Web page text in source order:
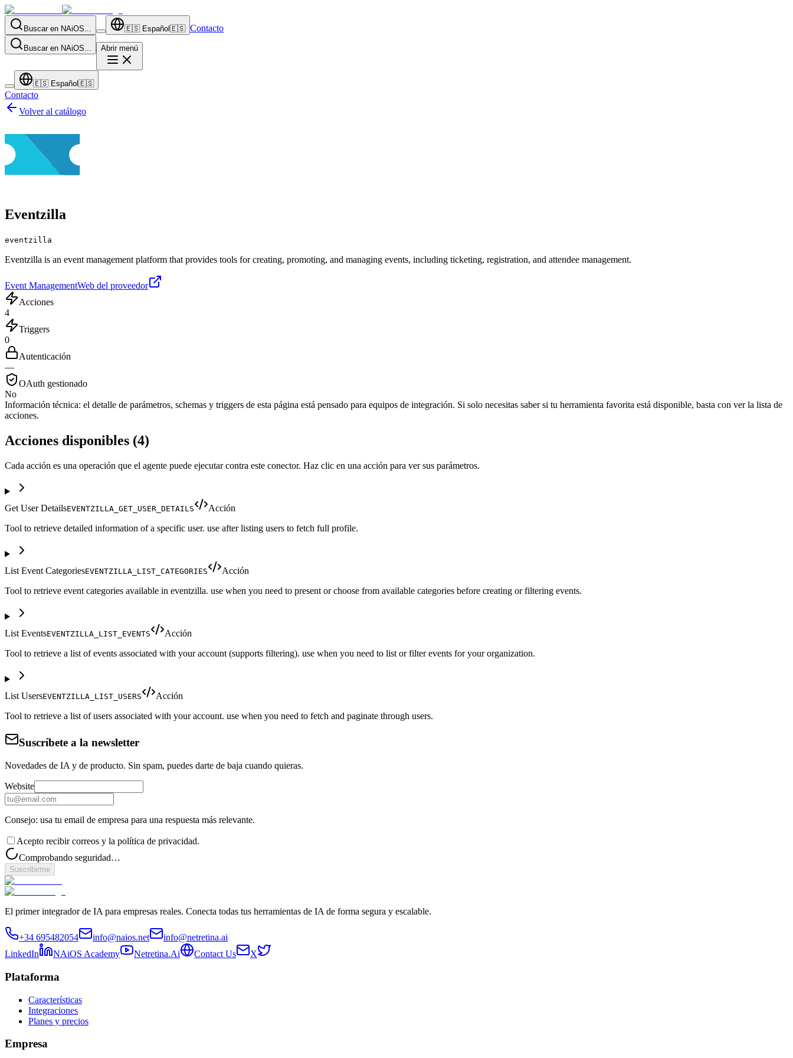
Buscar en NAiOS... 🇪🇸 Español 🇪🇸 Contacto
Buscar en NAiOS... Abrir menú
🇪🇸 Español 🇪🇸
Contacto
Volver al catálogo
Eventzilla
eventzilla
Eventzilla is an event management platform that provides tools for creating, promoting, and managing events, including ticketing, registration, and attendee management.
Event ManagementWeb del proveedor
Acciones
4
Triggers
0
Autenticación
—
OAuth gestionado
No
Información técnica: el detalle de parámetros, schemas y triggers de esta página está pensado para equipos de integración. Si solo necesitas saber si tu herramienta favorita está disponible, basta con ver la lista de
acciones.
Acciones disponibles (4)
Cada acción es una operación que el agente puede ejecutar contra este conector. Haz clic en una acción para ver sus parámetros.
Get User DetailsEVENTZILLA_GET_USER_DETAILS
Acción
Tool to retrieve detailed information of a specific user. use after listing users to fetch full profile.
List Event CategoriesEVENTZILLA_LIST_CATEGORIES
Acción
Tool to retrieve event categories available in eventzilla. use when you need to present or choose from available categories before creating or filtering events.
List EventsEVENTZILLA_LIST_EVENTS
Acción
Tool to retrieve a list of events associated with your account (supports filtering). use when you need to list or filter events for your organization.
List UsersEVENTZILLA_LIST_USERS
Acción
Tool to retrieve a list of users associated with your account. use when you need to fetch and paginate through users.
Suscríbete a la newsletter
Novedades de IA y de producto. Sin spam, puedes darte de baja cuando quieras.
Website
Consejo: usa tu email de empresa para una respuesta más relevante.
Acepto recibir correos y la política de privacidad.
Comprobando seguridad…
Suscribirme
El primer integrador de IA para empresas reales. Conecta todas tus herramientas de IA de forma segura y escalable.
+34 695482054 info@naios.net
info@netretina.ai
LinkedIn
NAiOS Academy Netretina.Ai Contact Us X
Plataforma
Características
Integraciones
Planes y precios
Empresa